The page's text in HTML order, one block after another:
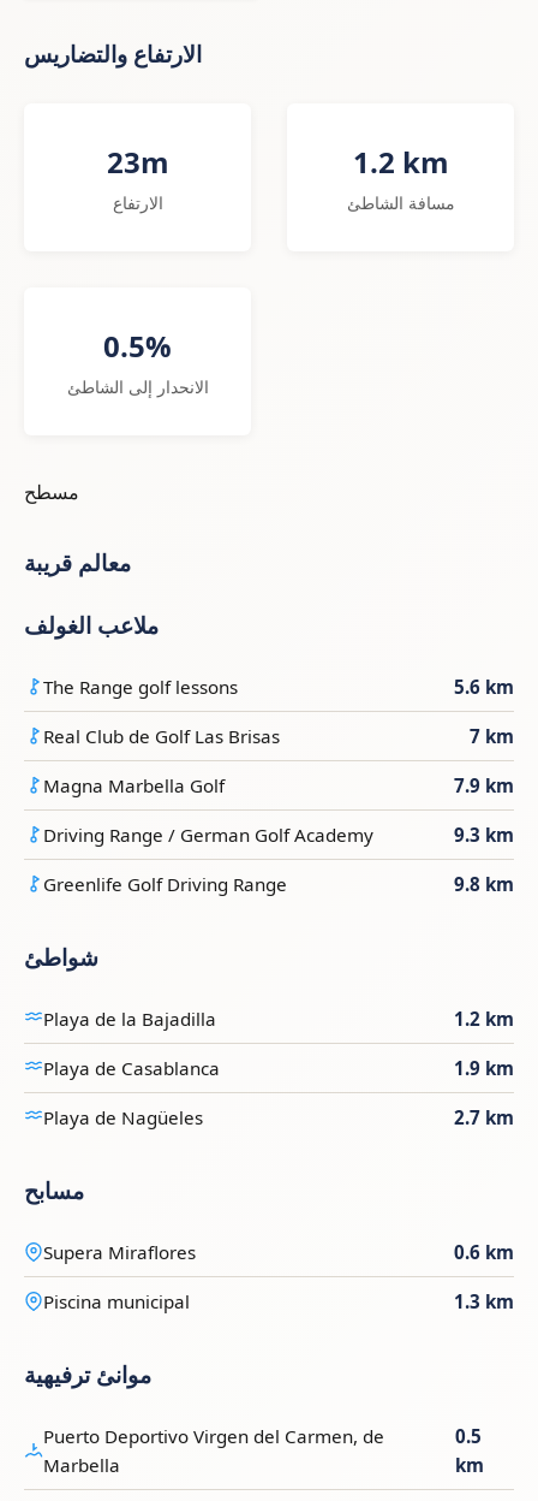
الارتفاع والتضاريس
23m
الارتفاع
1.2 km
مسافة الشاطئ
0.5%
الانحدار إلى الشاطئ
مسطح
معالم قريبة
ملاعب الغولف
The Range golf lessons 5.6 km
Real Club de Golf Las Brisas 7 km
Magna Marbella Golf 7.9 km
Driving Range / German Golf Academy 9.3 km
Greenlife Golf Driving Range 9.8 km
شواطئ
Playa de la Bajadilla 1.2 km
Playa de Casablanca 1.9 km
Playa de Nagüeles 2.7 km
مسابح
Supera Miraflores 0.6 km
Piscina municipal 1.3 km
موانئ ترفيهية
Puerto Deportivo Virgen del Carmen, de
Marbella
0.5
km